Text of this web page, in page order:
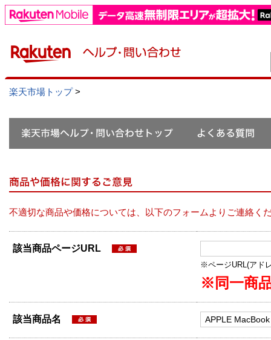
楽天市場トップ>
不適切な商品や価格については、以下のフォームよりご連絡く
該当商品ページURL
※ページURL(アド
※同一商
該当商品名